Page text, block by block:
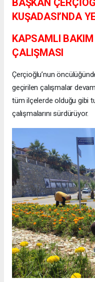
BAŞKAN
KUŞADASI’NDA
KAPSAMLI BAKIM
ÇALIŞMASI
Çerçioğlu’nun
geçirilen çalışmalar
tüm ilçelerde olduğu gibi
çalışmalarını sürdürüyor.